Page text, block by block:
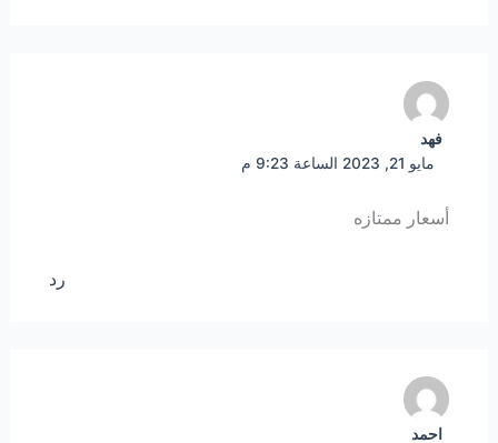
فهد
مايو 21, 2023 الساعة 9:23 م
أسعار ممتازه
رد
احمد